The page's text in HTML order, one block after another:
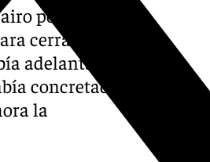
podría
cerrar
adelantado
concretado
la